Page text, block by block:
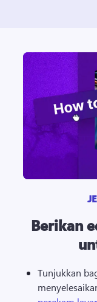
Berikan
Tunjukkan